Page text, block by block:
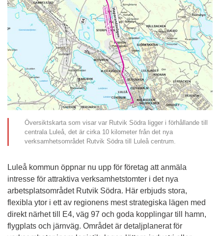
Översiktskarta som visar var Rutvik Södra ligger i förhållande till
centrala Luleå, det är cirka 10 kilometer från det nya
verksamhetsområdet Rutvik Södra till Luleå centrum.
Luleå kommun öppnar nu upp för företag att anmäla
intresse för attraktiva verksamhetstomter i det nya
arbetsplatsområdet Rutvik Södra. Här erbjuds stora,
flexibla ytor i ett av regionens mest strategiska lägen med
direkt närhet till E4, väg 97 och goda kopplingar till hamn,
flygplats och järnväg. Området är detaljplanerat för